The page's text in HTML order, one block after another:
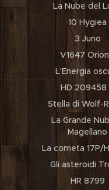
La Nube del
10 Hygiea
3 Juno
V1647
L'Energia
HD 209458
Stella di Wolf-
La Grande
Magellano
La cometa 17P/
Gli asteroidi
HR 8799